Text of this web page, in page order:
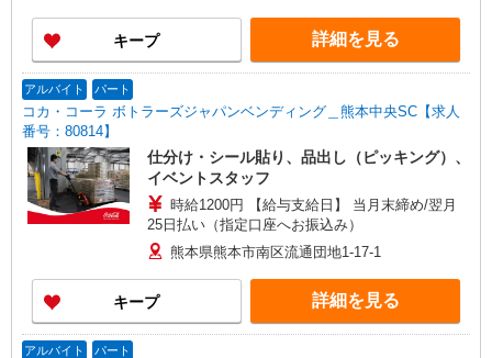
キープ 詳細を見る
アルバイト パート
コカ・コーラ ボトラーズジャパンベンディング＿熊本中央SC【求人
番号：80814】
仕分け・シール貼り、品出し（ピッキング）、
イベントスタッフ
時給1200円 【給与支給日】 当月末締め/翌月
25日払い（指定口座へお振込み）
熊本県熊本市南区流通団地1-17-1
キープ 詳細を見る
アルバイト パート